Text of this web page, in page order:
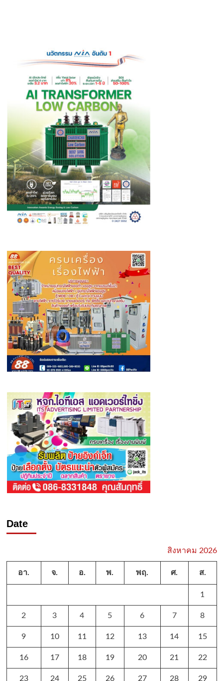
Date
สิงหาคม 2026
อา. จ. อ. พ. พฤ. ศ. ส.
1
2 3 4 5 6 7 8
9 10 11 12 13 14 15
16 17 18 19 20 21 22
23 24 25 26 27 28 29